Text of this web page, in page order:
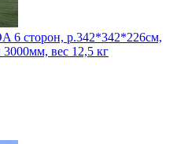
6 сторон, р.342*342*226см,
вес 12,5 кг